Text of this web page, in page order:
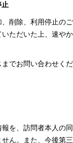
止
削除、利用停止のご
ただいた上、速やか
でお問い合わせくだ
を、訪問者本人の同
ん。また、今後第三